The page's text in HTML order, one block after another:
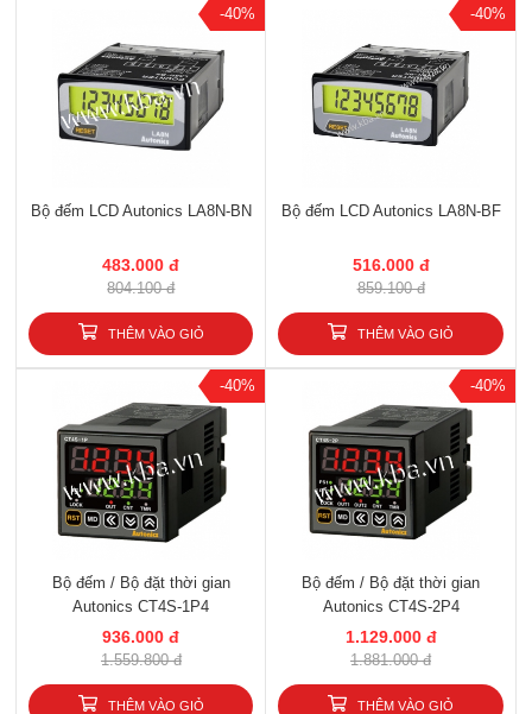
-40%
Bộ đếm LCD Autonics LA8N-BN
483.000 đ
804.100 đ
THÊM VÀO GIỎ
-40%
Bộ đếm LCD Autonics LA8N-BF
516.000 đ
859.100 đ
THÊM VÀO GIỎ
-40%
Bộ đếm / Bộ đặt thời gian
Autonics CT4S-1P4
936.000 đ
1.559.800 đ
THÊM VÀO GIỎ
-40%
Bộ đếm / Bộ đặt thời gian
Autonics CT4S-2P4
1.129.000 đ
1.881.000 đ
THÊM VÀO GIỎ